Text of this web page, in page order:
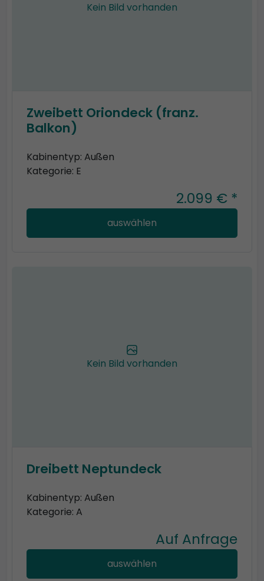
Kein Bild vorhanden
Zweibett Oriondeck (franz.
Balkon)
Kabinentyp: Außen
Kategorie: E
2.099 € *
auswählen
Kein Bild vorhanden
Dreibett Neptundeck
Kabinentyp: Außen
Kategorie: A
Auf Anfrage
auswählen